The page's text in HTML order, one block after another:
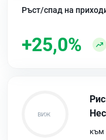
Ръст/спад на
+25,0%
към